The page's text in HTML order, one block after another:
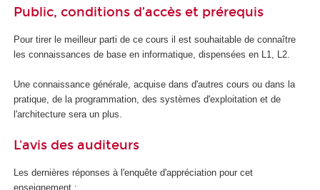
e
u
n
m
é
r
q
e
Public, conditions d’accès et prérequis
Pour tirer le meilleur parti de ce cours il est souhaitable de connaître
les connaissances de base en informatique, dispensées en L1, L2.
Une connaissance générale, acquise dans d'autres cours ou dans la
pratique, de la programmation, des systèmes d'exploitation et de
l'architecture sera un plus.
L'avis des auditeurs
Les dernières réponses à l'enquête d'appréciation pour cet
enseignement :